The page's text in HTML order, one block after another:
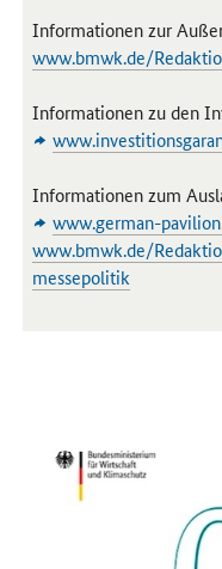
Informationen zur
www.bmwk.de/
Informationen zu den
Informationen zum
www.german-
www.bmwk.de/
messepolitik